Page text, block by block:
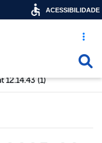
Acesso
(1)
ACESSIBILIDADE